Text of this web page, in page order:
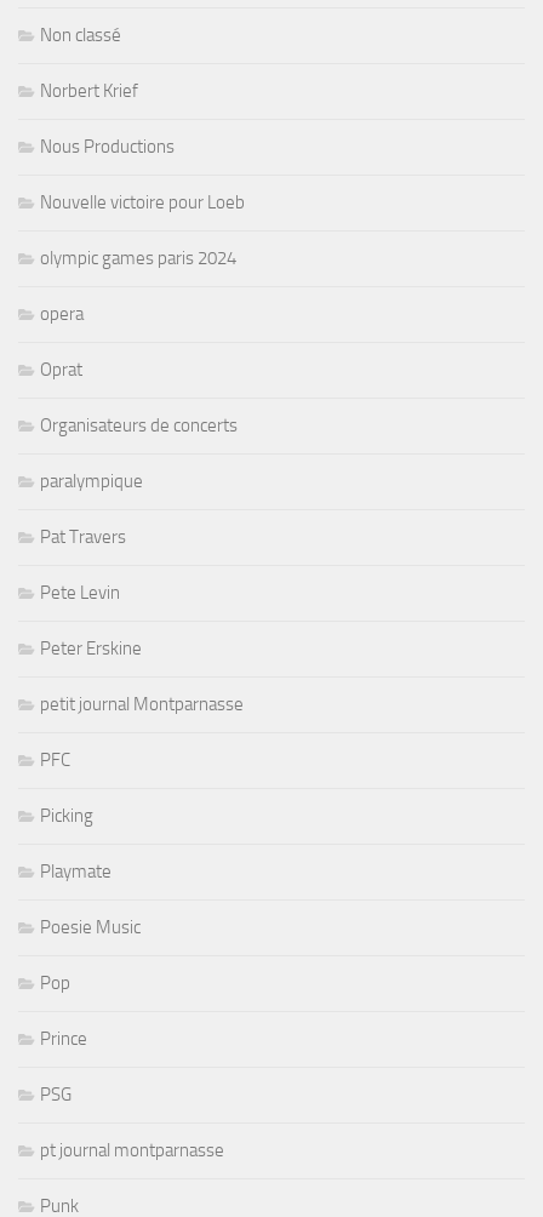
Non classé
Norbert Krief
Nous Productions
Nouvelle victoire pour Loeb
olympic games paris 2024
opera
Oprat
Organisateurs de concerts
paralympique
Pat Travers
Pete Levin
Peter Erskine
petit journal Montparnasse
PFC
Picking
Playmate
Poesie Music
Pop
Prince
PSG
pt journal montparnasse
Punk